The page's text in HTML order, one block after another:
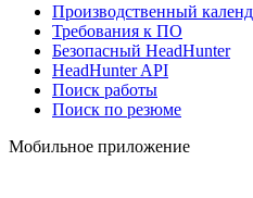
Производственный
Требования к ПО
Безопасный HeadHunter
HeadHunter API
Поиск работы
Поиск по резюме
Мобильное приложение